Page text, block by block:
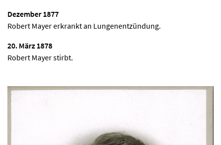
Dezember 1877
Robert Mayer erkrankt an Lungenentzündung.
20. März 1878
Robert Mayer stirbt.